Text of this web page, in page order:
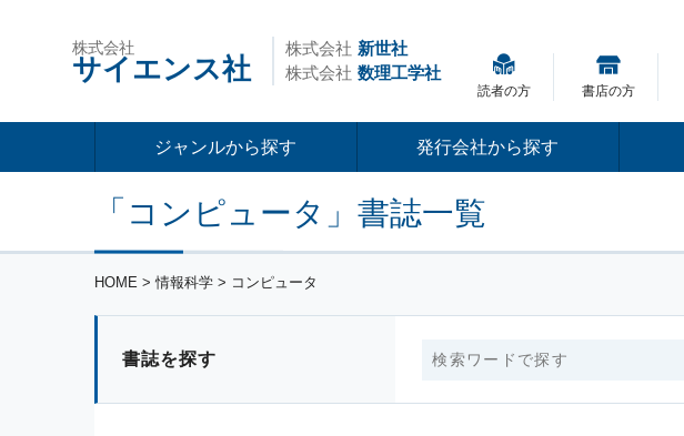
株式会社
サイエンス社
株式会社 新世社
株式会社 数理工学社
読者の方 書店の方
ジャンルから探す 発行会社から探す
「コンピュータ」書誌一覧
HOME > 情報科学 > コンピュータ
書誌を探す